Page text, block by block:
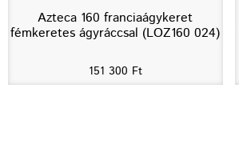
Azteca 160 franciaágykeret
fémkeretes ágyráccsal (LOZ160 024)
151 300 Ft